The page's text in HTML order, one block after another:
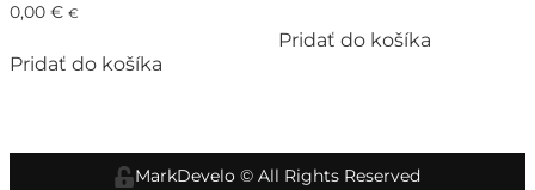
0,00 € €
Pridať do košíka
Pridať do košíka
MarkDevelo © All Rights Reserved